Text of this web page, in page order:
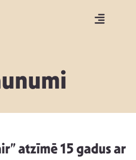
atzīmē 15 gadus ar